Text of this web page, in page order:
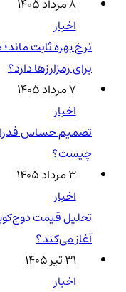
۸ مرداد ۱۴۰۵
اخبار
نرخ بهره ثابت
برای رمزارزها دارد؟
۷ مرداد ۱۴۰۵
اخبار
تصمیم حساس فدرال
چیست؟
۳ مرداد ۱۴۰۵
اخبار
آغاز می‌کند؟
۳۱ تیر ۱۴۰۵
اخبار